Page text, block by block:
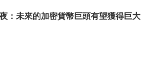
：未來的加密貨幣巨頭有望獲得巨大